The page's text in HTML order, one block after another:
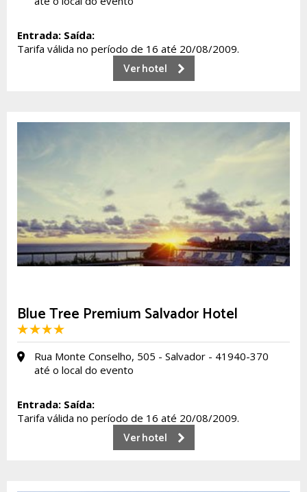
Entrada: Saída:
Tarifa válida no período de 16 até 20/08/2009.
Ver hotel
Blue Tree Premium Salvador Hotel
Rua Monte Conselho, 505 - Salvador - 41940-370
até o local do evento
Entrada: Saída:
Tarifa válida no período de 16 até 20/08/2009.
Ver hotel